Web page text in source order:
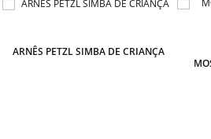
ARNÊS PETZL SIMBA DE CRIANÇA